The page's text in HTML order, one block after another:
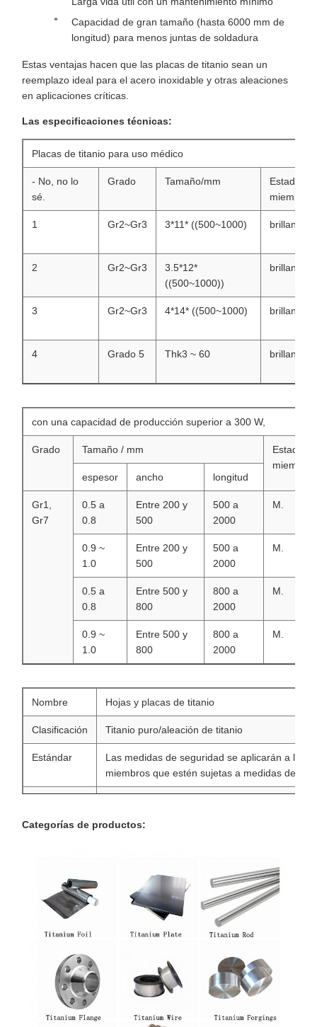
Capacidad de gran tamaño (hasta 6000 mm de
longitud) para menos juntas de soldadura
Estas ventajas hacen que las placas de titanio sean un
reemplazo ideal para el acero inoxidable y otras aleaciones
en aplicaciones críticas.
Las especificaciones técnicas:
Placas de titanio para uso médico
- No, no lo
sé.
Grado Tamaño/mm
Estado
miembro
1 Gr2~Gr3 3*11* ((500~1000) brillante
2 Gr2~Gr3
3.5*12*
((500~1000))
brillante
3 Gr2~Gr3 4*14* ((500~1000) brillante
4 Grado 5 Thk3 ~ 60 brillante
con una capacidad de producción superior a 300 W,
Grado Tamaño / mm
Estados
miembros
espesor
ancho longitud
Gr1,
Gr7
0.5 a
0.8
Entre 200 y
500
500 a
2000
M.
0.9 ~
1.0
Entre 200 y
500
500 a
2000
M.
0.5 a
0.8
Entre 500 y
800
800 a
2000
M.
0.9 ~
1.0
Entre 500 y
800
800 a
2000
M.
Nombre Hojas y placas de titanio
Clasificación Titanio puro/aleación de titanio
Estándar
Las medidas de seguridad se aplicarán a las
miembros que estén sujetas a medidas de
Tamaño
El valor de las emisiones de CO2 de los
Método de
tratamiento
Laminación en caliente/laminación en frío
Prueba Pruebas ultrasónicas, pruebas de rayos X
Categorías de productos: